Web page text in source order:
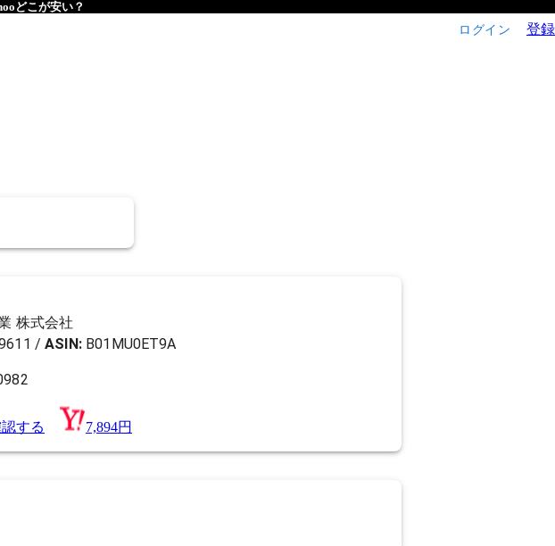
どこが安い？
ログイン 登録
株式会社
/ ASIN: B01MU0ET9A
する 7,894円